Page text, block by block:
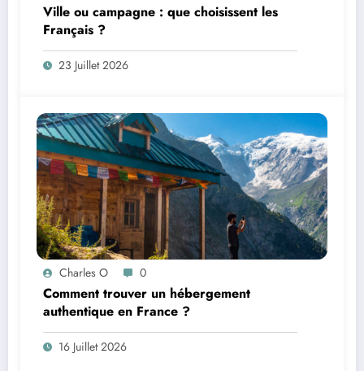
Ville ou campagne : que choisissent les
Français ?
23 Juillet 2026
Charles O 0
Comment trouver un hébergement
authentique en France ?
16 Juillet 2026